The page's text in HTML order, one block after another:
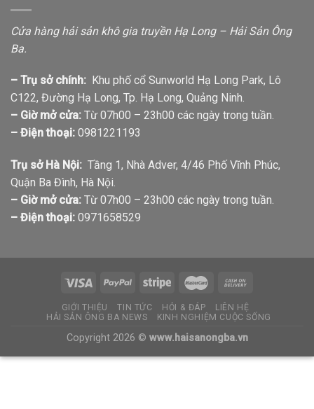
Cửa hàng hải sản khô gia truyền Hạ Long – Hải Sản Ông
Ba.
– Trụ sở chính: Khu phố cổ Sunworld Hạ Long Park, Lô
C122, Đường Hạ Long, Tp. Hạ Long, Quảng Ninh.
– Giờ mở cửa: Từ 07h00 – 23h00 các ngày trong tuần.
– Điện thoại: 0981221193
Trụ sở Hà Nội: Tầng 1, Nhà Adver, 4/46 Phố Vĩnh Phúc,
Quận Ba Đình, Hà Nội.
– Giờ mở cửa: Từ 07h00 – 23h00 các ngày trong tuần.
– Điện thoại: 0971658529
GIỚI THIỆU TIN TỨC HỎI & ĐÁP
LIÊN HỆ
HẢI SẢN ÔNG BA NEWS
KINH NGHIỆM CUỘC SỐNG
Copyright 2026 © www.haisanongba.vn